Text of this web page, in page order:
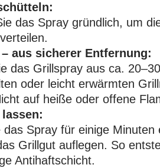
das Spray gründlich, um
aus sicherer Entfernung:
das Grillspray aus ca.
oder leicht erwärmten
auf heiße oder offene
das Spray für einige Minuten
Grillgut auflegen. So
Antihaftschicht.